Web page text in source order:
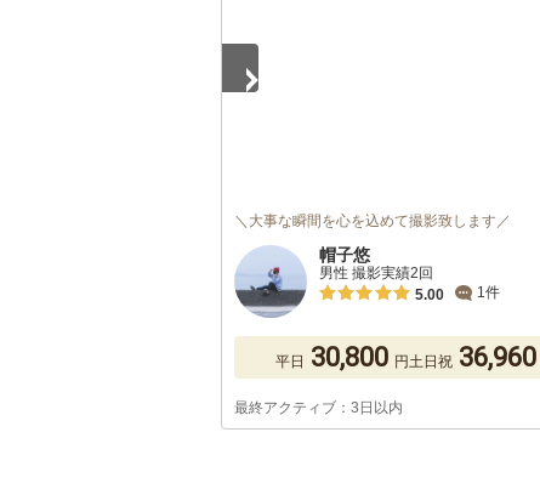
＼大事な瞬間を心を込めて撮影致します／
帽子悠
男性 撮影実績2回
5.00
1件
平日 30,800 円土日祝 36,960
最終アクティブ：3日以内